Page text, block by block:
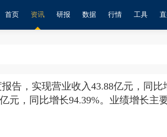
首页 资讯 研报 数据 行情 工具
告，实现营业收入43.88亿元，同比
元，同比增长94.39%。业绩增长主